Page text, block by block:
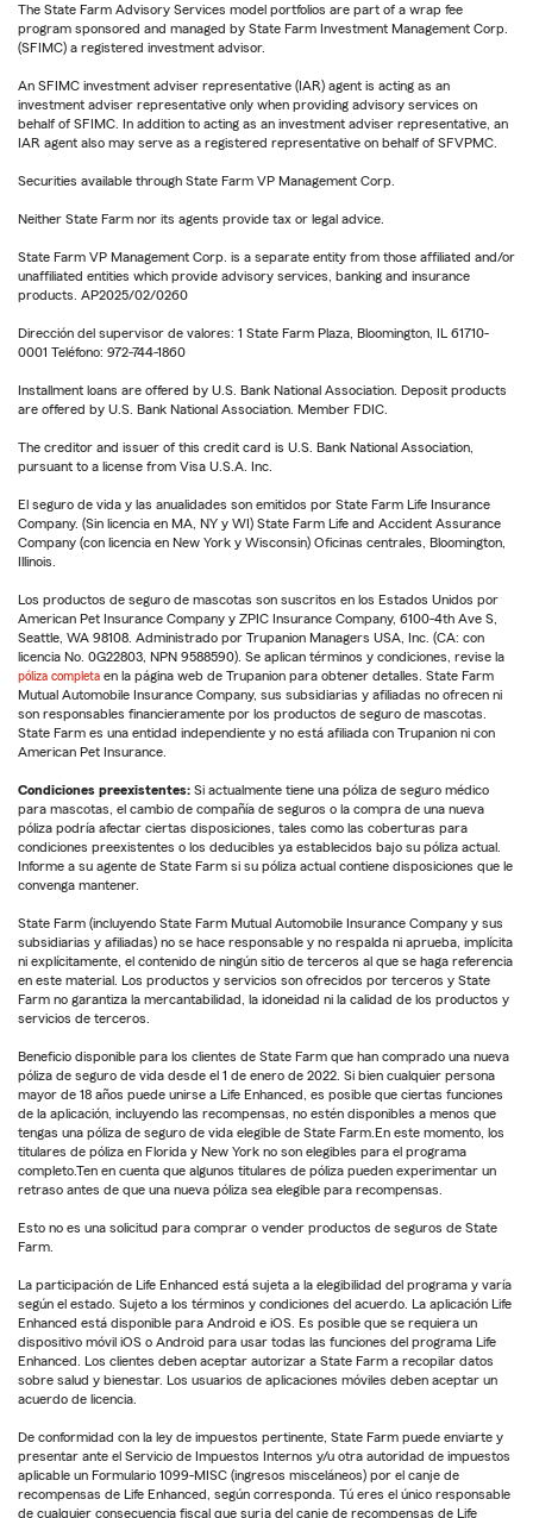
The State Farm Advisory Services model portfolios are part of a wrap fee
program sponsored and managed by State Farm Investment Management Corp.
(SFIMC) a registered investment advisor.
An SFIMC investment adviser representative (IAR) agent is acting as an
investment adviser representative only when providing advisory services on
behalf of SFIMC. In addition to acting as an investment adviser representative, an
IAR agent also may serve as a registered representative on behalf of SFVPMC.
Securities available through State Farm VP Management Corp.
Neither State Farm nor its agents provide tax or legal advice.
State Farm VP Management Corp. is a separate entity from those affiliated and/or
unaffiliated entities which provide advisory services, banking and insurance
products. AP2025/02/0260
Dirección del supervisor de valores: 1 State Farm Plaza, Bloomington, IL 61710-
0001 Teléfono: 972-744-1860
Installment loans are offered by U.S. Bank National Association. Deposit products
are offered by U.S. Bank National Association. Member FDIC.
The creditor and issuer of this credit card is U.S. Bank National Association,
pursuant to a license from Visa U.S.A. Inc.
El seguro de vida y las anualidades son emitidos por State Farm Life Insurance
Company. (Sin licencia en MA, NY y WI) State Farm Life and Accident Assurance
Company (con licencia en New York y Wisconsin) Oficinas centrales, Bloomington,
Illinois.
Los productos de seguro de mascotas son suscritos en los Estados Unidos por
American Pet Insurance Company y ZPIC Insurance Company, 6100-4th Ave S,
Seattle, WA 98108. Administrado por Trupanion Managers USA, Inc. (CA: con
licencia No. 0G22803, NPN 9588590). Se aplican términos y condiciones, revise la
póliza completa en la página web de Trupanion para obtener detalles. State Farm
Mutual Automobile Insurance Company, sus subsidiarias y afiliadas no ofrecen ni
son responsables financieramente por los productos de seguro de mascotas.
State Farm es una entidad independiente y no está afiliada con Trupanion ni con
American Pet Insurance.
Condiciones preexistentes: Si actualmente tiene una póliza de seguro médico
para mascotas, el cambio de compañía de seguros o la compra de una nueva
póliza podría afectar ciertas disposiciones, tales como las coberturas para
condiciones preexistentes o los deducibles ya establecidos bajo su póliza actual.
Informe a su agente de State Farm si su póliza actual contiene disposiciones que le
convenga mantener.
State Farm (incluyendo State Farm Mutual Automobile Insurance Company y sus
subsidiarias y afiliadas) no se hace responsable y no respalda ni aprueba, implícita
ni explícitamente, el contenido de ningún sitio de terceros al que se haga referencia
en este material. Los productos y servicios son ofrecidos por terceros y State
Farm no garantiza la mercantabilidad, la idoneidad ni la calidad de los productos y
servicios de terceros.
Beneficio disponible para los clientes de State Farm que han comprado una nueva
póliza de seguro de vida desde el 1 de enero de 2022. Si bien cualquier persona
mayor de 18 años puede unirse a Life Enhanced, es posible que ciertas funciones
de la aplicación, incluyendo las recompensas, no estén disponibles a menos que
tengas una póliza de seguro de vida elegible de State Farm.En este momento, los
titulares de póliza en Florida y New York no son elegibles para el programa
completo.Ten en cuenta que algunos titulares de póliza pueden experimentar un
retraso antes de que una nueva póliza sea elegible para recompensas.
Esto no es una solicitud para comprar o vender productos de seguros de State
Farm.
La participación de Life Enhanced está sujeta a la elegibilidad del programa y varía
según el estado. Sujeto a los términos y condiciones del acuerdo. La aplicación Life
Enhanced está disponible para Android e iOS. Es posible que se requiera un
dispositivo móvil iOS o Android para usar todas las funciones del programa Life
Enhanced. Los clientes deben aceptar autorizar a State Farm a recopilar datos
sobre salud y bienestar. Los usuarios de aplicaciones móviles deben aceptar un
acuerdo de licencia.
De conformidad con la ley de impuestos pertinente, State Farm puede enviarte y
presentar ante el Servicio de Impuestos Internos y/u otra autoridad de impuestos
aplicable un Formulario 1099-MISC (ingresos misceláneos) por el canje de
recompensas de Life Enhanced, según corresponda. Tú eres el único responsable
de cualquier consecuencia fiscal que surja del canje de recompensas de Life